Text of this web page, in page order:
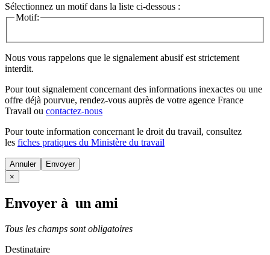
Sélectionnez un motif dans la liste ci-dessous :
Motif:
Nous vous rappelons que le signalement abusif est strictement
interdit.
Pour tout signalement concernant des informations inexactes ou une
offre déjà pourvue, rendez-vous auprès de votre agence France
Travail ou contactez-nous
Pour toute information concernant le droit du travail, consultez
les fiches pratiques du Ministère du travail
Annuler
×
Envoyer à un ami
Tous les champs sont obligatoires
Destinataire